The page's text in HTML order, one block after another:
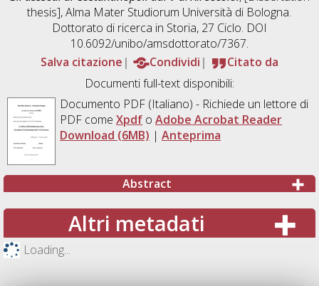
thesis], Alma Mater Studiorum Università di Bologna.
Dottorato di ricerca in Storia, 27 Ciclo. DOI
10.6092/unibo/amsdottorato/7367.
Salva citazione
Condividi
Citato da
Documenti full-text disponibili:
Documento PDF(Italiano) - Richiede un lettore di
PDF come Xpdfo Adobe Acrobat Reader
Download (6MB) | Anteprima
Abstract
Altri metadati
Loading...